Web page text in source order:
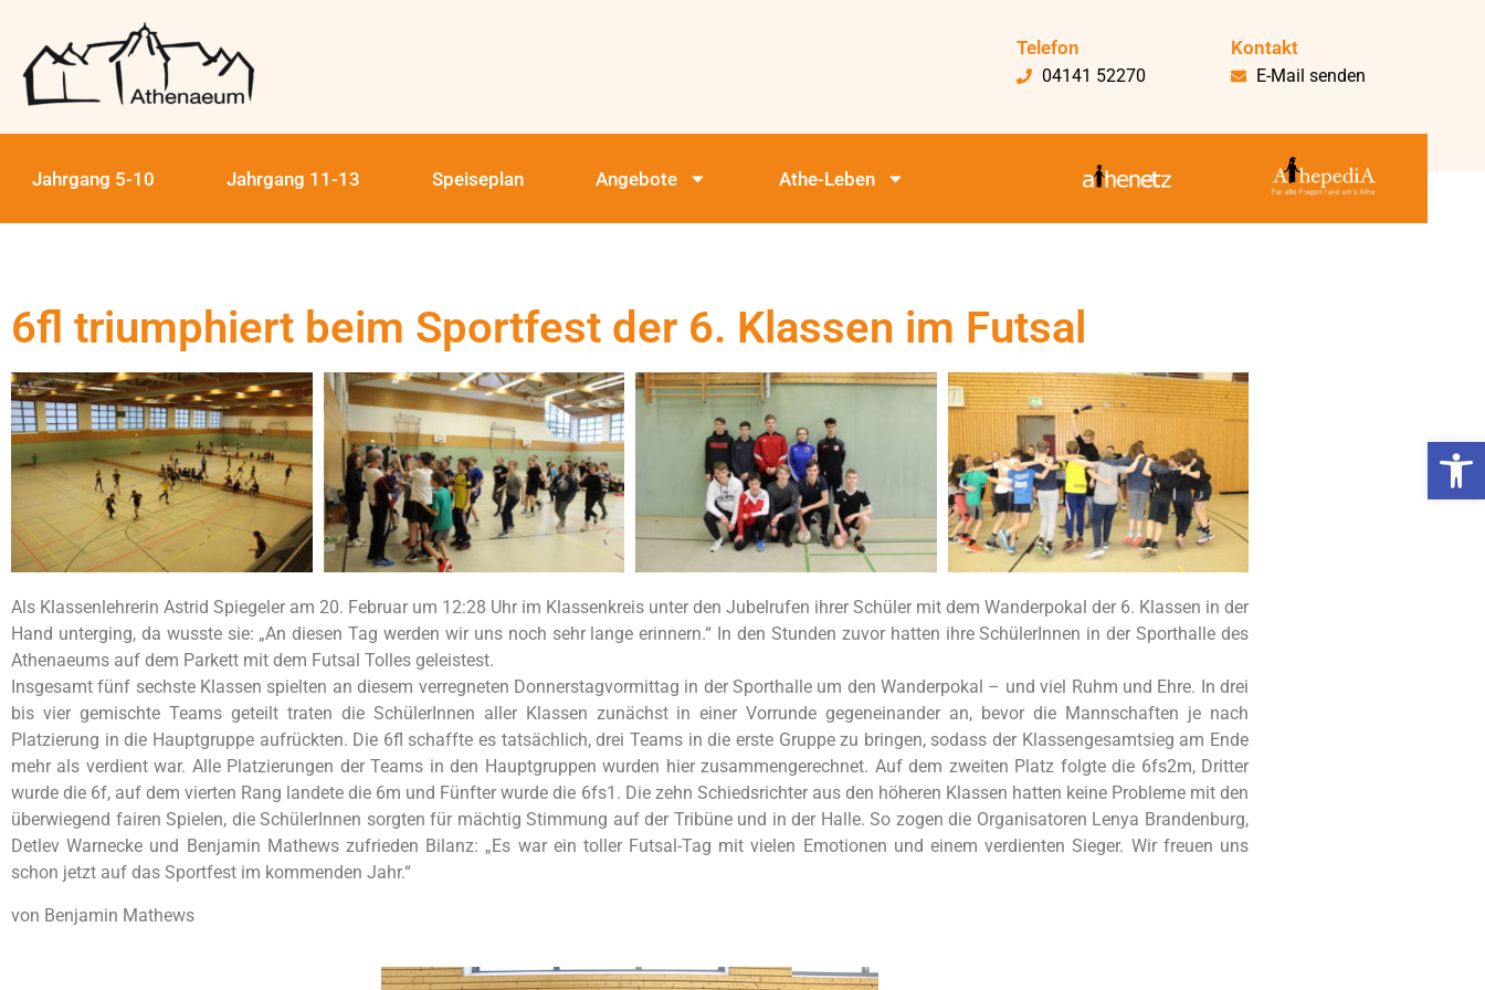
Telefon
04141 52270
Kontakt
E-Mail senden
Jahrgang 5-10 Jahrgang 11-13 Speiseplan Angebote Athe-Leben
6fl triumphiert beim Sportfest der 6. Klassen im Futsal
Als Klassenlehrerin Astrid Spiegeler am 20. Februar um 12:28 Uhr im Klassenkreis unter den Jubelrufen ihrer Schüler mit dem Wanderpokal der 6. Klassen in der
Hand unterging, da wusste sie: „An diesen Tag werden wir uns noch sehr lange erinnern.“ In den Stunden zuvor hatten ihre SchülerInnen in der Sporthalle des
Athenaeums auf dem Parkett mit dem Futsal Tolles geleistest.
Insgesamt fünf sechste Klassen spielten an diesem verregneten Donnerstagvormittag in der Sporthalle um den Wanderpokal – und viel Ruhm und Ehre. In drei
bis vier gemischte Teams geteilt traten die SchülerInnen aller Klassen zunächst in einer Vorrunde gegeneinander an, bevor die Mannschaften je nach
Platzierung in die Hauptgruppe aufrückten. Die 6fl schaffte es tatsächlich, drei Teams in die erste Gruppe zu bringen, sodass der Klassengesamtsieg am Ende
mehr als verdient war. Alle Platzierungen der Teams in den Hauptgruppen wurden hier zusammengerechnet. Auf dem zweiten Platz folgte die 6fs2m, Dritter
wurde die 6f, auf dem vierten Rang landete die 6m und Fünfter wurde die 6fs1. Die zehn Schiedsrichter aus den höheren Klassen hatten keine Probleme mit den
überwiegend fairen Spielen, die SchülerInnen sorgten für mächtig Stimmung auf der Tribüne und in der Halle. So zogen die Organisatoren Lenya Brandenburg,
Detlev Warnecke und Benjamin Mathews zufrieden Bilanz: „Es war ein toller Futsal-Tag mit vielen Emotionen und einem verdienten Sieger. Wir freuen uns
schon jetzt auf das Sportfest im kommenden Jahr.“
von Benjamin Mathews